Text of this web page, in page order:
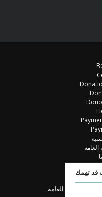
قد تهمك
العامة
الإسلامية العامة.